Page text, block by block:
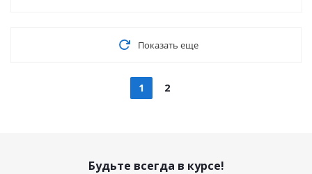
Показать еще
1 2
Будьте всегда в курсе!